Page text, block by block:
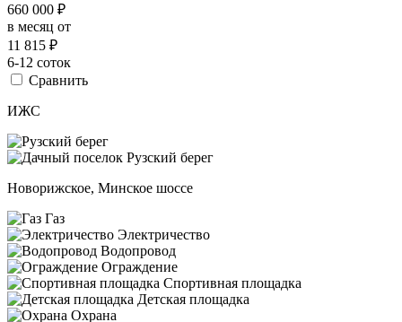
660 000 ₽
в месяц от
11 815 ₽
6-12 соток
Сравнить
ИЖС
Новорижское, Минское шоссе
Газ
Электричество
Водопровод
Ограждение
Спортивная площадка
Детская площадка
Охрана